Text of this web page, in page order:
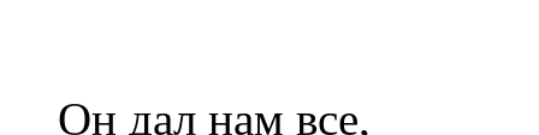
Он дал нам все,